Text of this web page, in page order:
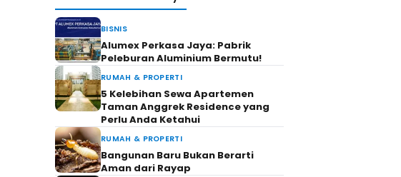
BISNIS
Alumex Perkasa Jaya: Pabrik
Peleburan Aluminium Bermutu!
RUMAH & PROPERTI
5 Kelebihan Sewa Apartemen
Taman Anggrek Residence yang
Perlu Anda Ketahui
RUMAH & PROPERTI
Bangunan Baru Bukan Berarti
Aman dari Rayap